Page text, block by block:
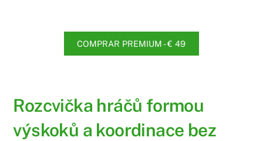
COMPRAR PREMIUM - € 49
Rozcvička hráčů formou
výskoků a koordinace bez